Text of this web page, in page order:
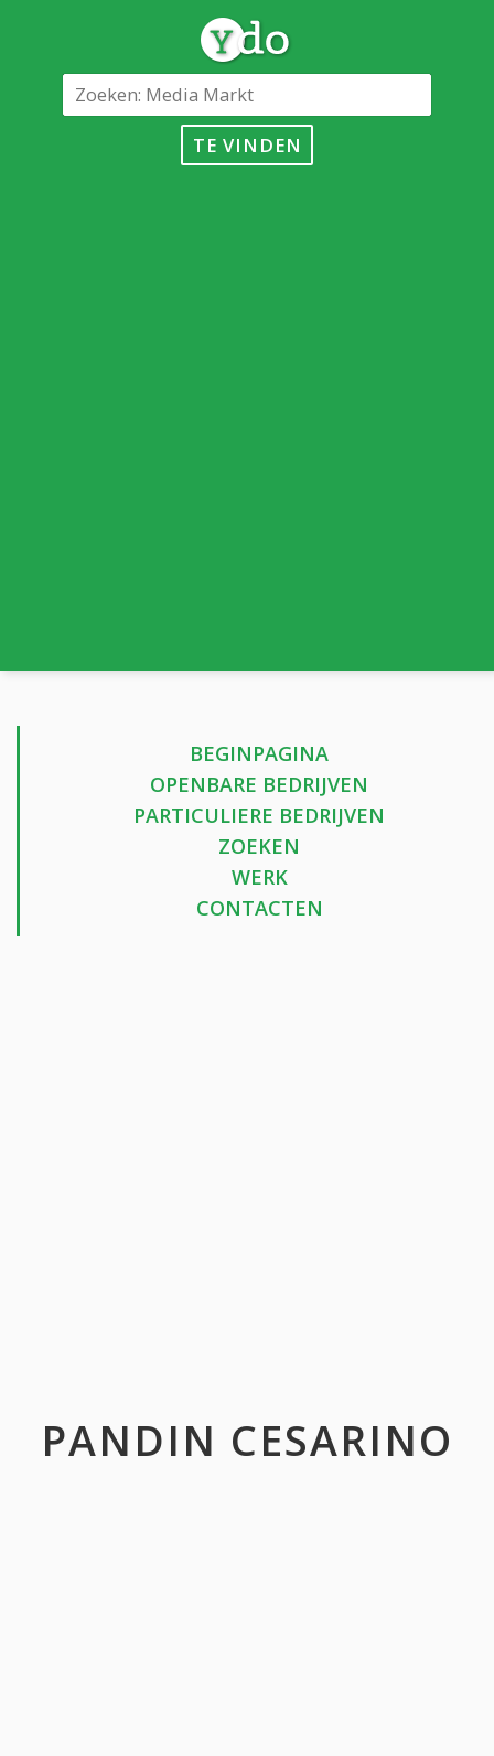
TE VINDEN
BEGINPAGINA
OPENBARE BEDRIJVEN
PARTICULIERE BEDRIJVEN
ZOEKEN
WERK
CONTACTEN
PANDIN CESARINO